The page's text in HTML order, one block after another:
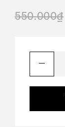
550.000₫